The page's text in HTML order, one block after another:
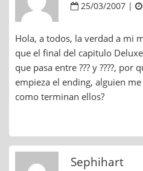
25/03/2007 |
Hola, a todos, la verdad a mi
que el final del capitulo
que pasa entre ??? y ????,
empieza el ending, alguien
como terminan ellos?
Sephihart